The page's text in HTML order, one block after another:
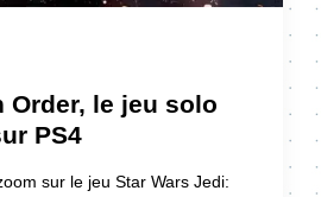
Order, le jeu solo
PS4
sur le jeu Star Wars Jedi: